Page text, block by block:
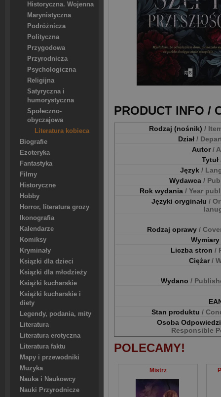
Historyczna. Wojenna
Marynistyczna
Podróżnicza
Polityczna
Przygodowa
Przyrodnicza
Psychologiczna
Religijna
Satyryczna i
humorystyczna
Społeczno-
obyczajowa
Literatura kobieca
Biografie
Ezoteryka
Fantastyka
Filmy
Historyczne
Hobby
Horror, literatura grozy
Ikonografia
Kalendarze
Komiksy
Kryminały
Ksiązki dla dzieci
Ksiązki dla młodzieży
Książki kucharskie
Książki kucharskie i
diety
Legendy, podania, mity
Literatura
Literatura erotyczna
Literatura faktu
Mapy i przewodniki
Muzyka
Nauka i Naukowcy
Nauki Przyrodnicze
PRODUCT INFO /
Rodzaj (nośnik) /
Dział /
Autor/
Tytuł
Język /
Wydawca /
Rok wydania / Year
Języki oryginału /
Rodzaj oprawy /
Wymiary
Liczba stron /
Ciężar/
Wydano /
Stan produktu /
Osoba
Responsible
POLECAMY!
Mistrz